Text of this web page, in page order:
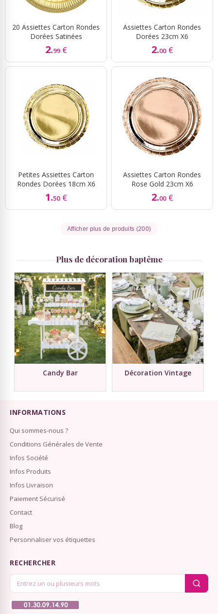
20 Assiettes Carton Rondes
Dorées Satinées
2.99 €
Assiettes Carton Rondes
Dorées 23cm X6
2.00 €
Petites Assiettes Carton
Rondes Dorées 18cm X6
1.50 €
Assiettes Carton Rondes
Rose Gold 23cm X6
2.00 €
Afficher plus de produits (200)
Plus de décoration baptême
Candy Bar Décoration Vintage
INFORMATIONS
Qui sommes-nous ?
Conditions Générales de Vente
Infos Société
Infos Produits
Infos Livraison
Paiement Sécurisé
Contact
Blog
Personnaliser vos étiquettes
RECHERCHER